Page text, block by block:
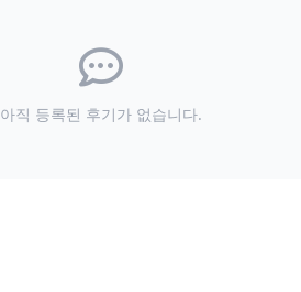
아직 등록된 후기가 없습니다.